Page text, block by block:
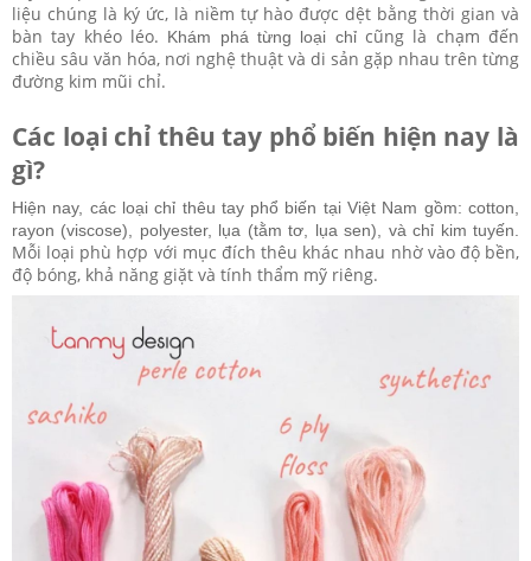
liệu chúng là ký ức, là niềm tự hào được dệt bằng thời gian và
bàn tay khéo léo. Khám phá từng loại chỉcũng là chạm đến
chiều sâu văn hóa, nơi nghệ thuật và di sản gặp nhau trên từng
đường kim mũi chỉ.
Các loại chỉ thêu tay phổ biến hiện nay là
gì?
Hiện nay, các loại chỉ thêu tay phổ biến tại Việt Nam gồm: cotton,
rayon (viscose), polyester, lụa (tằm tơ, lụa sen), và chỉ kim tuyến.
Mỗi loại phù hợp với mục đích thêu khác nhau nhờ vào độ bền,
độ bóng, khả năng giặt và tính thẩm mỹ riêng.